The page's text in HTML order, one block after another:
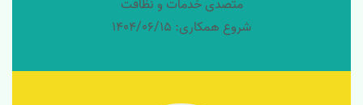
متصدی خدمات و نظافت
شروع همکاری: 1404/06/15